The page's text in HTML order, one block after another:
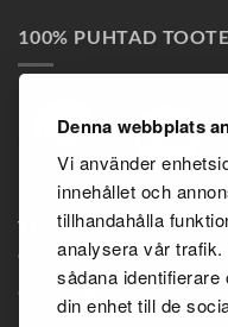
Denna webbplats
Vi använder
innehållet och
tillhandahålla
analysera vår
sådana identifierare
din enhet till de
100% PUHTAD
TEAVE
Ostutingimused